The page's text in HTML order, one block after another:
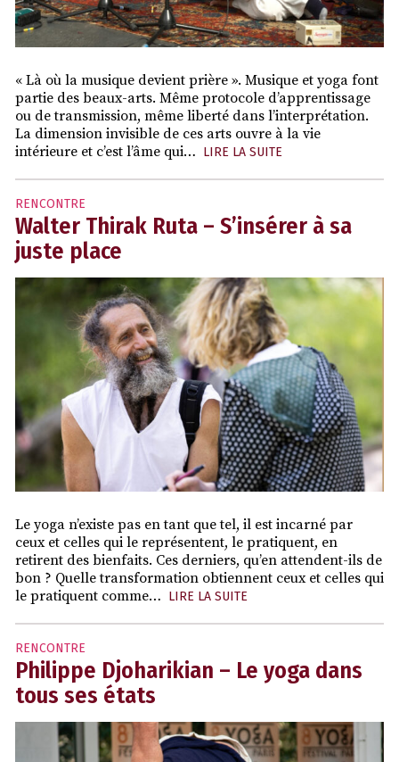
« Là où la musique devient prière ». Musique et yoga font
partie des beaux-arts. Même protocole d’apprentissage
ou de transmission, même liberté dans l’interprétation.
La dimension invisible de ces arts ouvre à la vie
intérieure et c’est l’âme qui… LIRE LA SUITE
RENCONTRE
Walter Thirak Ruta – S’insérer à sa
juste place
Le yoga n’existe pas en tant que tel, il est incarné par
ceux et celles qui le représentent, le pratiquent, en
retirent des bienfaits. Ces derniers, qu’en attendent-ils de
bon ? Quelle transformation obtiennent ceux et celles qui
le pratiquent comme… LIRE LA SUITE
RENCONTRE
Philippe Djoharikian – Le yoga dans
tous ses états